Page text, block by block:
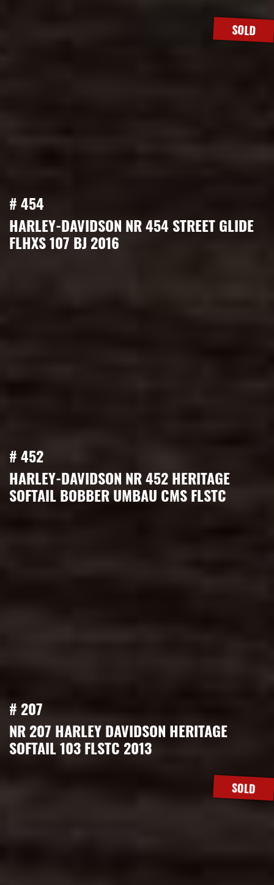
SOLD
# 454
HARLEY-DAVIDSON NR 454 STREET GLIDE
FLHXS 107 BJ 2016
# 452
HARLEY-DAVIDSON NR 452 HERITAGE
SOFTAIL BOBBER UMBAU CMS FLSTC
# 207
NR 207 HARLEY DAVIDSON HERITAGE
SOFTAIL 103 FLSTC 2013
SOLD